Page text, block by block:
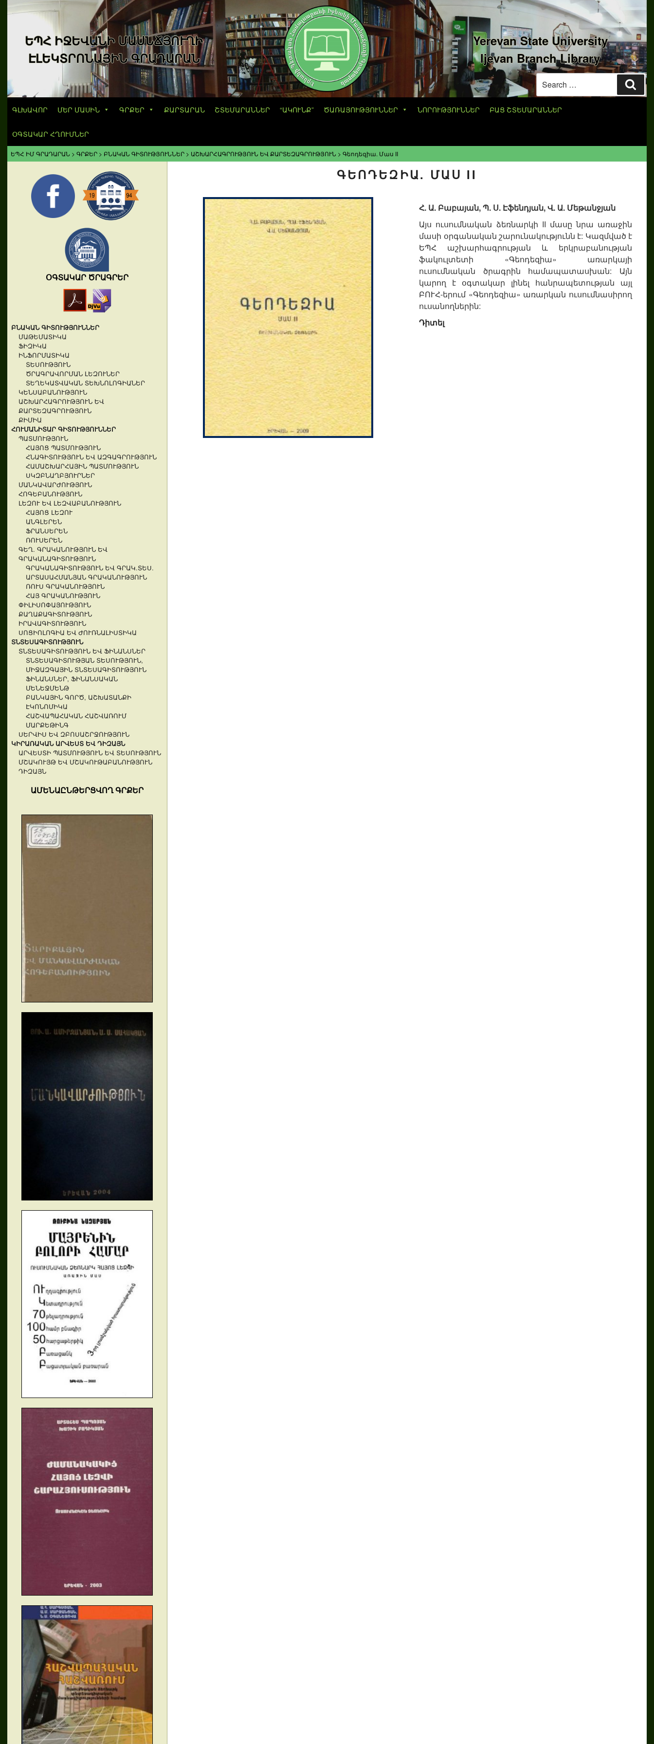
ԵՊՀ ԻՋԵՎԱՆԻ ՄԱՍՆՃՅՈՒՂԻ
ԷԼԵԿՏՐՈՆԱՅԻՆ ԳՐԱԴԱՐԱՆ
Yerevan State University
Ijevan Branch Library
Search
for:
ԳԼԽԱՎՈՐ ՄԵՐ ՄԱՍԻՆ ԳՐՔԵՐ ՔԱՐՏԱՐԱՆ ՇՏԵՄԱՐԱՆՆԵՐ “ԱԿՈՒՆՔ” ԾԱՌԱՅՈՒԹՅՈՒՆՆԵՐ ՆՈՐՈՒԹՅՈՒՆՆԵՐ ԲԱՑ ՇՏԵՄԱՐԱՆՆԵՐ
ՕԳՏԱԿԱՐ ՀՂՈՒՄՆԵՐ
ԵՊՀ ԻՄ ԳՐԱԴԱՐԱՆ > ԳՐՔԵՐ > ԲՆԱԿԱՆ ԳԻՏՈՒԹՅՈՒՆՆԵՐ > ԱՇԽԱՐՀԱԳՐՈՒԹՅՈՒՆ ԵՎ ՔԱՐՏԵԶԱԳՐՈՒԹՅՈՒՆ > Գեոդեզիա. Մաս II
ՕԳՏԱԿԱՐ ԾՐԱԳՐԵՐ
ԲՆԱԿԱՆ ԳԻՏՈՒԹՅՈՒՆՆԵՐ
ՄԱԹԵՄԱՏԻԿԱ
ՖԻԶԻԿԱ
ԻՆՖՈՐՄԱՏԻԿԱ
ՏԵՍՈՒԹՅՈՒՆ
ԾՐԱԳՐԱՎՈՐՄԱՆ ԼԵԶՈՒՆԵՐ
ՏԵՂԵԿԱՏՎԱԿԱՆ ՏԵԽՆՈԼՈԳԻԱՆԵՐ
ԿԵՆՍԱԲԱՆՈՒԹՅՈՒՆ
ԱՇԽԱՐՀԱԳՐՈՒԹՅՈՒՆ ԵՎ
ՔԱՐՏԵԶԱԳՐՈՒԹՅՈՒՆ
ՔԻՄԻԱ
ՀՈՒՄԱՆԻՏԱՐ ԳԻՏՈՒԹՅՈՒՆՆԵՐ
ՊԱՏՄՈՒԹՅՈՒՆ
ՀԱՅՈՑ ՊԱՏՄՈՒԹՅՈՒՆ
ՀՆԱԳԻՏՈՒԹՅՈՒՆ ԵՎ ԱԶԳԱԳՐՈՒԹՅՈՒՆ
ՀԱՄԱՇԽԱՐՀԱՅԻՆ ՊԱՏՄՈՒԹՅՈՒՆ
ՍԿԶԲՆԱՂԲՅՈՒՐՆԵՐ
ՄԱՆԿԱՎԱՐԺՈՒԹՅՈՒՆ
ՀՈԳԵԲԱՆՈՒԹՅՈՒՆ
ԼԵԶՈՒ ԵՎ ԼԵԶՎԱԲԱՆՈՒԹՅՈՒՆ
ՀԱՅՈՑ ԼԵԶՈՒ
ԱՆԳԼԵՐԵՆ
ՖՐԱՆՍԵՐԵՆ
ՌՈՒՍԵՐԵՆ
ԳԵՂ. ԳՐԱԿԱՆՈՒԹՅՈՒՆ ԵՎ
ԳՐԱԿԱՆԱԳԻՏՈՒԹՅՈՒՆ
ԳՐԱԿԱՆԱԳԻՏՈՒԹՅՈՒՆ ԵՎ ԳՐԱԿ.ՏԵՍ.
ԱՐՏԱՍԱՀՄԱՆՅԱՆ ԳՐԱԿԱՆՈՒԹՅՈՒՆ
ՌՈՒՍ ԳՐԱԿԱՆՈՒԹՅՈՒՆ
ՀԱՅ ԳՐԱԿԱՆՈՒԹՅՈՒՆ
ՓԻԼԻՍՈՓԱՅՈՒԹՅՈՒՆ
ՔԱՂԱՔԱԳԻՏՈՒԹՅՈՒՆ
ԻՐԱՎԱԳԻՏՈՒԹՅՈՒՆ
ՍՈՑԻՈԼՈԳԻԱ ԵՎ ԺՈՒՌՆԱԼԻՍՏԻԿԱ
ՏՆՏԵՍԱԳԻՏՈՒԹՅՈՒՆ
ՏՆՏԵՍԱԳԻՏՈՒԹՅՈՒՆ ԵՎ ՖԻՆԱՆՍՆԵՐ
ՏՆՏԵՍԱԳԻՏՈՒԹՅԱՆ ՏԵՍՈՒԹՅՈՒՆ,
ՄԻՋԱԶԳԱՅԻՆ ՏՆՏԵՍԱԳԻՏՈՒԹՅՈՒՆ
ՖԻՆԱՆՍՆԵՐ, ՖԻՆԱՆՍԱԿԱՆ
ՄԵՆԵՋՄԵՆԹ
ԲԱՆԿԱՅԻՆ ԳՈՐԾ, ԱՇԽԱՏԱՆՔԻ
ԷԿՈՆՈՄԻԿԱ
ՀԱՇՎԱՊԱՀԱԿԱՆ ՀԱՇՎԱՌՈՒՄ
ՄԱՐՔԵԹԻՆԳ
ՍԵՐՎԻՍ ԵՎ ԶԲՈՍԱՇՐՋՈՒԹՅՈՒՆ
ԿԻՐԱՌԱԿԱՆ ԱՐՎԵՍՏ ԵՎ ԴԻԶԱՅՆ
ԱՐՎԵՍՏԻ ՊԱՏՄՈՒԹՅՈՒՆ ԵՎ ՏԵՍՈՒԹՅՈՒՆ
ՄՇԱԿՈՒՅԹ ԵՎ ՄՇԱԿՈՒԹԱԲԱՆՈՒԹՅՈՒՆ
ԴԻԶԱՅՆ
ԱՄԵՆԱԸՆԹԵՐՑՎՈՂ ԳՐՔԵՐ
ԳԵՈԴԵԶԻԱ. ՄԱՍ II
Հ. Ա. Բաբայան, Պ. Ս. Էֆենդյան, Վ. Ա. Մեթանջյան
Այս ուսումնական ձեռնարկի II մասը նրա առաջին
մասի օրգանական շարունակությունն է: Կազմված է
ԵՊՀ աշխարհագրության և երկրաբանության
ֆակուլտետի «Գեոդեզիա» առարկայի
ուսումնական ծրագրին համապատասխան: Այն
կարող է օգտակար լինել հանրապետության այլ
ԲՈՒՀ-երում «Գեոդեզիա» առարկան ուսումնասիրող
ուսանողներին:
Դիտել